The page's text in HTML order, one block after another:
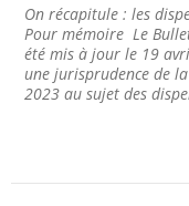
On récapitule : les
Pour mémoire Le
été mis à jour le 19
une jurisprudence de
2023 au sujet des